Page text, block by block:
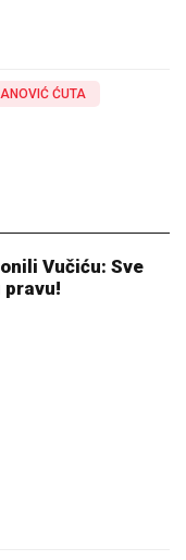
ĆUTA
Vučiću: Sve
pravu!